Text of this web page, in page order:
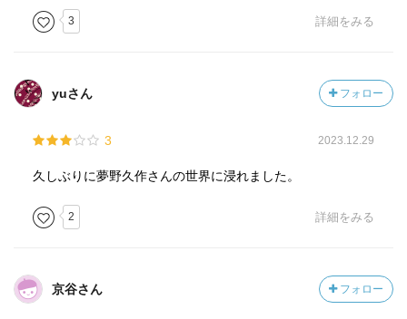
3 詳細をみる
yuさん フォロー
3 2023.12.29
久しぶりに夢野久作さんの世界に浸れました。
2 詳細をみる
京谷さん フォロー